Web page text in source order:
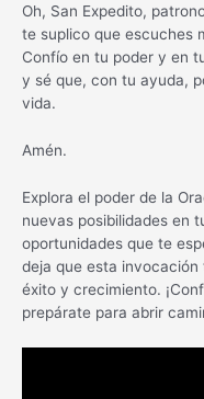
Oh, San Expedito,
te suplico que escuches
Confío en tu poder y en
y sé que, con tu ayuda,
vida.
Amén.
Explora el poder de la
nuevas posibilidades en
oportunidades que te
deja que esta
éxito y crecimiento.
prepárate para abrir